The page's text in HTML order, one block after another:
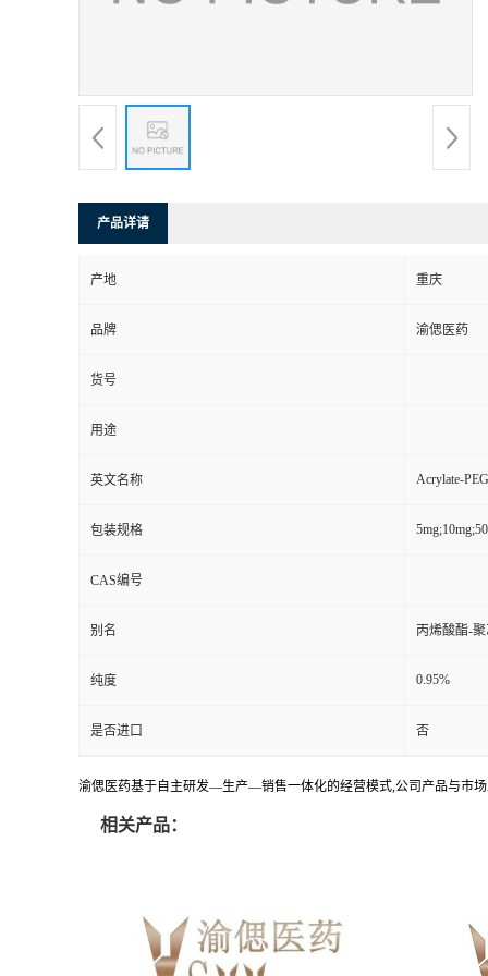
产品详请
产地 重庆
品牌 渝偲医药
货号
用途
英文名称 Acrylate-
包装规格
CAS编号
别名 丙烯酸酯-
纯度 0.95%
是否进口 否
渝偲医药基于自主研发—生产—销售一体化的经营模式,公司产品与市
相关产品：